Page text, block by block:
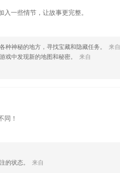
一些情节，让故事更完整。
种神秘的地方，寻找宝藏和隐藏任务。
来自
戏中发现新的地图和秘密。
来自
同！
的状态。
来自